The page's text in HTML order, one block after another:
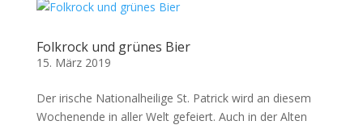
Folkrock und grünes Bier
15. März 2019
Der irische Nationalheilige St. Patrick wird an diesem
Wochenende in aller Welt gefeiert. Auch in der Alten